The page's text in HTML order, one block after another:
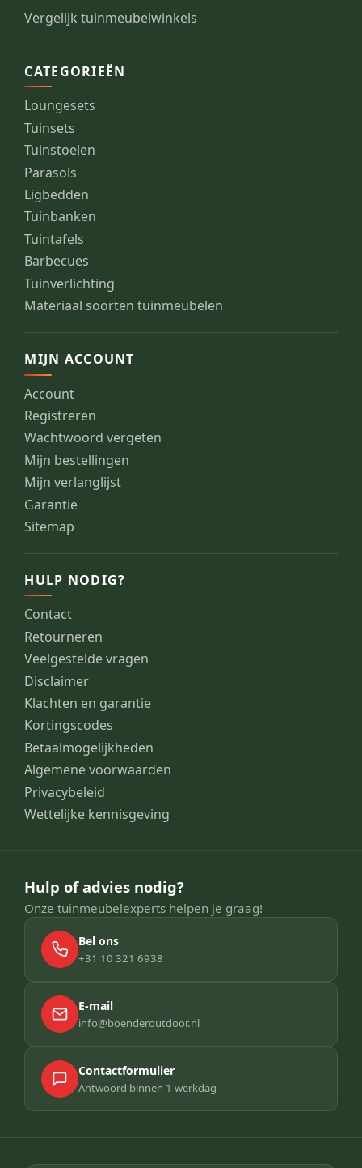
Vergelijk tuinmeubelwinkels
CATEGORIEËN
Loungesets
Tuinsets
Tuinstoelen
Parasols
Ligbedden
Tuinbanken
Tuintafels
Barbecues
Tuinverlichting
Materiaal soorten tuinmeubelen
MIJN ACCOUNT
Account
Registreren
Wachtwoord vergeten
Mijn bestellingen
Mijn verlanglijst
Garantie
Sitemap
HULP NODIG?
Contact
Retourneren
Veelgestelde vragen
Disclaimer
Klachten en garantie
Kortingscodes
Betaalmogelijkheden
Algemene voorwaarden
Privacybeleid
Wettelijke kennisgeving
Hulp of advies nodig?
Onze tuinmeubelexperts helpen je graag!
Bel ons
+31 10 321 6938
E-mail
info@boenderoutdoor.nl
Contactformulier
Antwoord binnen 1 werkdag